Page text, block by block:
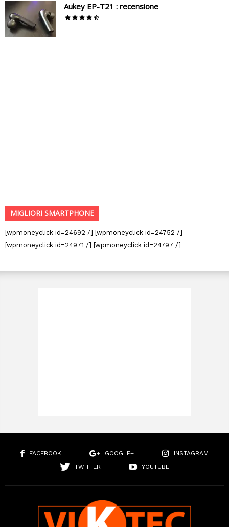
Aukey EP-T21 : recensione
MIGLIORI SMARTPHONE
[wpmoneyclick id=24692 /] [wpmoneyclick id=24752 /]
[wpmoneyclick id=24971 /] [wpmoneyclick id=24797 /]
FACEBOOK GOOGLE+
INSTAGRAM
TWITTER
YOUTUBE